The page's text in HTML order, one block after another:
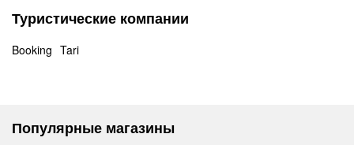
Туристические компании
Booking Tari
Популярные магазины